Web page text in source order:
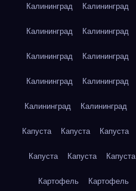
Калининград Калининград
Калининград Калининград
Калининград Калининград
Калининград Калининград
Калининград Калининград
Капуста Капуста Капуста
Капуста Капуста Капуста
Картофель Картофель